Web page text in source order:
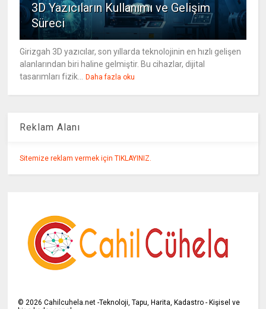
3D Yazıcıların Kullanımı ve Gelişim
Süreci
Girizgah 3D yazıcılar, son yıllarda teknolojinin en hızlı gelişen
alanlarından biri haline gelmiştir. Bu cihazlar, dijital
tasarımları fizik...
Daha fazla oku
Reklam Alanı
Sitemize reklam vermek için TIKLAYINIZ.
©2026 Cahilcuhela.net -Teknoloji, Tapu, Harita, Kadastro - Kişisel ve